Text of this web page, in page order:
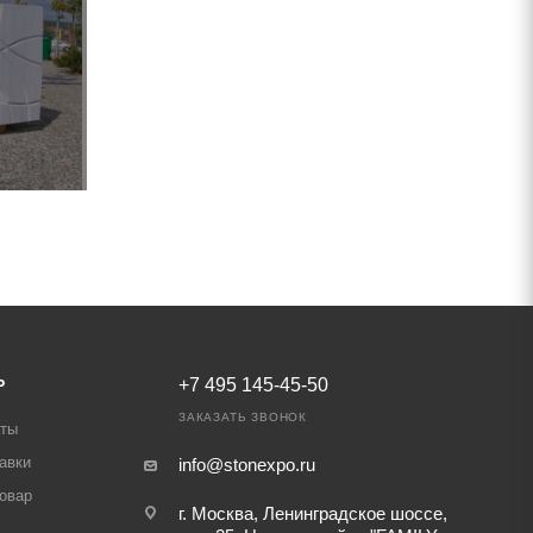
+7 495 145-45-50
ЗАКАЗАТЬ ЗВОНОК
info@stonexpo.ru
г. Москва, Ленинградское шоссе,